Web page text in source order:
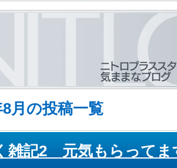
月の投稿一覧
雑記2 元気もらってま